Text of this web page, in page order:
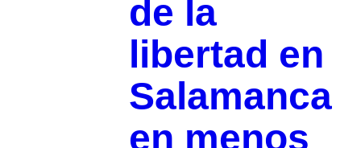
de la
libertad en
Salamanca
en menos